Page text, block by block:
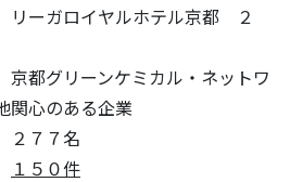
ロイヤルホテル京都 ２
リーンケミカル・ネットワ
関心のある企業
７７名
１５０件